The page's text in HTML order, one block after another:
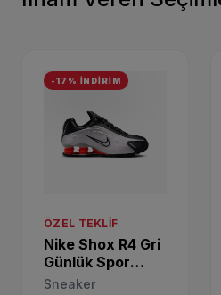
-17% İNDİRİM
ÖZEL TEKLIF
Nike Shox R4 Gri
Günlük Spor
Ayakkabı
Sneaker